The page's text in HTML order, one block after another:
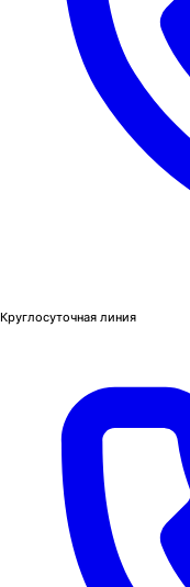
Круглосуточная линия